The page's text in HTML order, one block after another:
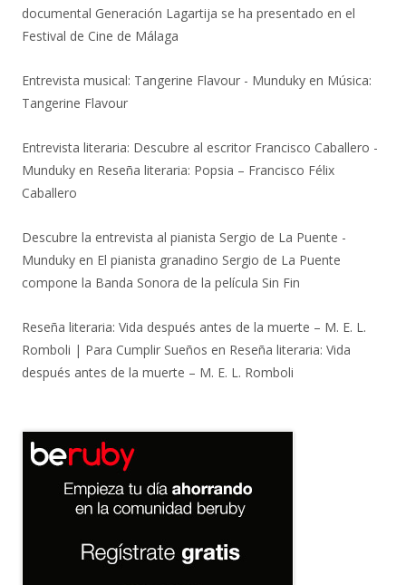
documental Generación Lagartija se ha presentado en el
Festival de Cine de Málaga
Entrevista musical: Tangerine Flavour - Munduky en Música:
Tangerine Flavour
Entrevista literaria: Descubre al escritor Francisco Caballero -
Munduky en Reseña literaria: Popsia – Francisco Félix
Caballero
Descubre la entrevista al pianista Sergio de La Puente -
Munduky en El pianista granadino Sergio de La Puente
compone la Banda Sonora de la película Sin Fin
Reseña literaria: Vida después antes de la muerte – M. E. L.
Romboli | Para Cumplir Sueños en Reseña literaria: Vida
después antes de la muerte – M. E. L. Romboli